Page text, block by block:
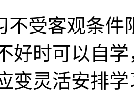
不受客观条
好时可以自
变灵活安排